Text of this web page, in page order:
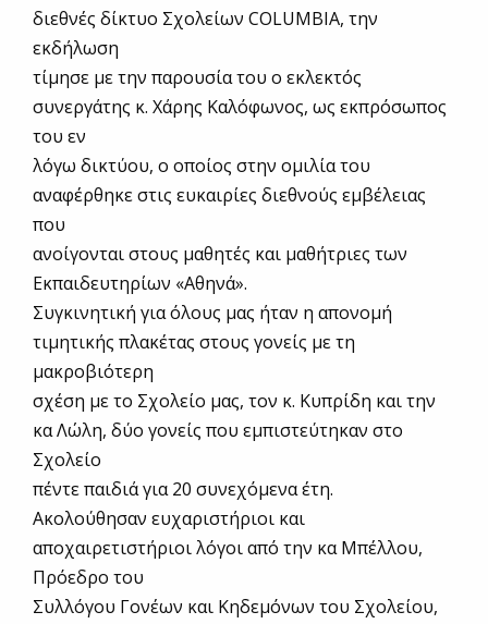
διεθνές δίκτυο Σχολείων COLUMBIA, την
εκδήλωση
τίμησε με την παρουσία του ο εκλεκτός
συνεργάτης κ. Χάρης Καλόφωνος, ως εκπρόσωπος
του εν
λόγω δικτύου, ο οποίος στην ομιλία του
αναφέρθηκε στις ευκαιρίες διεθνούς εμβέλειας
που
ανοίγονται στους μαθητές και μαθήτριες των
Εκπαιδευτηρίων «Αθηνά».
Συγκινητική για όλους μας ήταν η απονομή
τιμητικής πλακέτας στους γονείς με τη
μακροβιότερη
σχέση με το Σχολείο μας, τον κ. Κυπρίδη και την
κα Λώλη, δύο γονείς που εμπιστεύτηκαν στο
Σχολείο
πέντε παιδιά για 20 συνεχόμενα έτη.
Ακολούθησαν ευχαριστήριοι και
αποχαιρετιστήριοι λόγοι από την κα Μπέλλου,
Πρόεδρο του
Συλλόγου Γονέων και Κηδεμόνων του Σχολείου,